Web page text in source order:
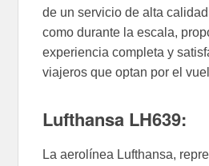
de un servicio de alta
como durante la escala,
experiencia completa y
viajeros que optan por el
Lufthansa LH639:
La aerolínea Lufthansa,